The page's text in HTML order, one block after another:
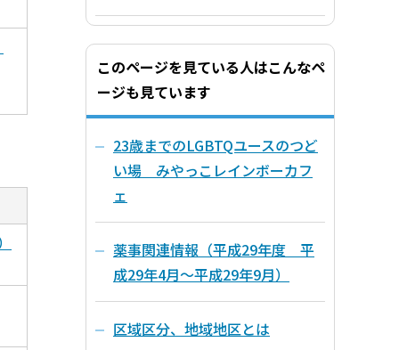
このページを見ている人はこんなペ
ージも見ています
23歳までのLGBTQユースのつど
い場 みやっこレインボーカフ
ェ
薬事関連情報（平成29年度 平
成29年4月～平成29年9月）
区域区分、地域地区とは